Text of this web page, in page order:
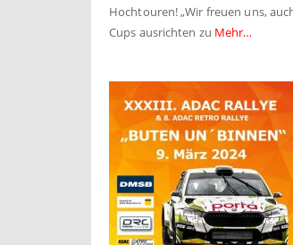
Hochtouren! „Wir freuen uns,
Cups ausrichten zu Mehr…